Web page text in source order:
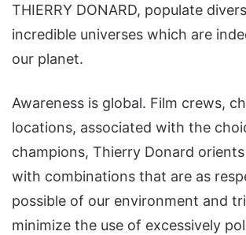
THIERRY DONARD, populate
incredible universes which are
our planet.
Awareness is global. Film crews,
locations, associated with the
champions, Thierry Donard
with combinations that are as
possible of our environment and
minimize the use of excessively